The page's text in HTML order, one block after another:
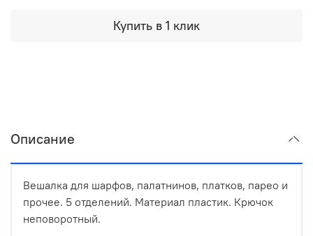
Купить в 1 клик
Описание
Вешалка для шарфов, палатнинов, платков, парео и
прочее. 5 отделений. Материал пластик. Крючок
неповоротный.